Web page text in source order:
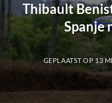
Thibault
Spanje
GEPLAATST OP 13